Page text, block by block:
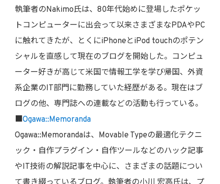
執筆者のNakimo氏は、80年代始めに登場したポケッ
トコンピューターに出会って以来さまざまなPDAやPC
に触れてきたが、とくにiPhoneとiPod touchのポテン
シャルを直感して現在のブログを開始した。コンピュ
ーター好きが高じて米国で情報工学を学び帰国、外資
系企業のIT部門に勤務していた経歴がある。現在はブ
ログの他、専門誌への連載などの活動も行っている。
■Ogawa::Memoranda
Ogawa::Memorandaは、Movable Typeの最適化テクニ
ック・自作プラグイン・自作ツールなどのハック記事
やIT技術の解説記事を中心に、さまざまの話題につい